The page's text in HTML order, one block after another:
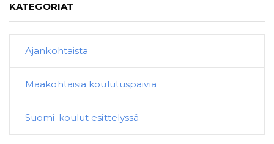
KATEGORIAT
Ajankohtaista
Maakohtaisia koulutuspäiviä
Suomi-koulut esittelyssä